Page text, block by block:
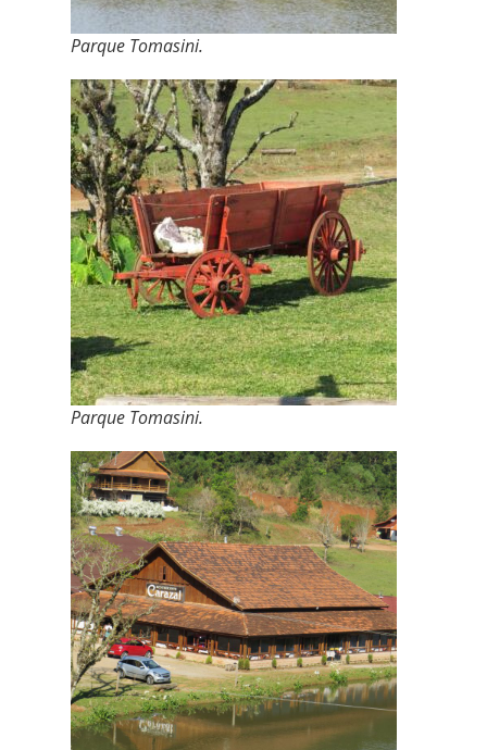
Parque Tomasini.
Parque Tomasini.